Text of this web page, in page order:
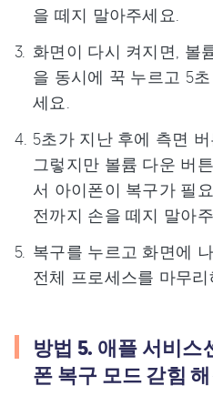
을 떼지 말아주세요.
화면이 다시 켜지면, 볼
을 동시에 꾹 누르고 5
세요.
5초가 지난 후에 측면
그렇지만 볼륨 다운 버
서 아이폰이 복구가 필
전까지 손을 떼지 말아주
복구를 누르고 화면에
전체 프로세스를 마무리
방법 5. 애플 서비스
폰 복구 모드 갇힘